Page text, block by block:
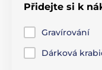
Přidejte si k
Gravírování
Dárková